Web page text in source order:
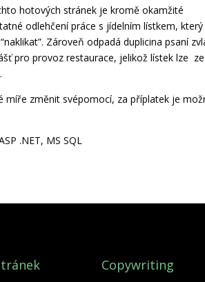
hotových stránek je kromě okamžité
odlehčení práce s jídelním lístkem, který
Zároveň odpadá duplicina psaní
pro provoz restaurace, jelikož lístek lze
míře změnit svépomocí, za příplatek je
.NET, MS SQL
Copywriting